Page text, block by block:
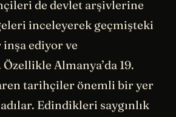
de devlet arşivlerine
inceleyerek geçmişteki
ediyor ve
Almanya’da 19.
tarihçiler önemli bir yer
Edindikleri saygınlık